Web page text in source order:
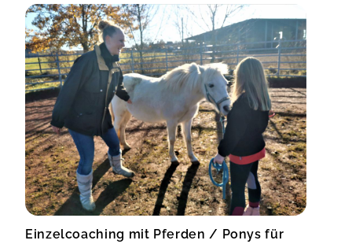
Einzelcoaching mit Pferden / Ponys für